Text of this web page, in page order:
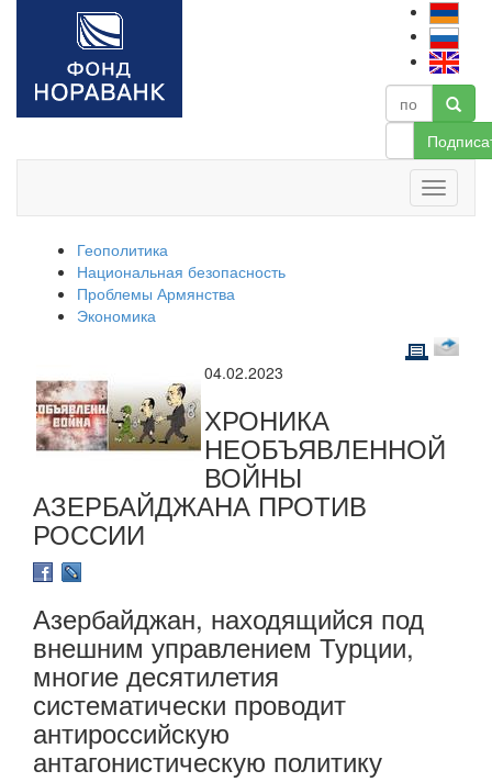
Геополитика
Национальная безопасность
Проблемы Армянства
Экономика
04.02.2023
ХРОНИКА
НЕОБЪЯВЛЕННОЙ
ВОЙНЫ
АЗЕРБАЙДЖАНА ПРОТИВ
РОССИИ
Азербайджан, находящийся под
внешним управлением Турции,
многие десятилетия
систематически проводит
антироссийскую
антагонистическую политику